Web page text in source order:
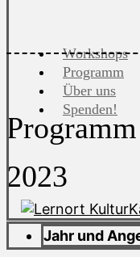
Workshops
Programm
Über uns
Spenden!
2023
Jahr und